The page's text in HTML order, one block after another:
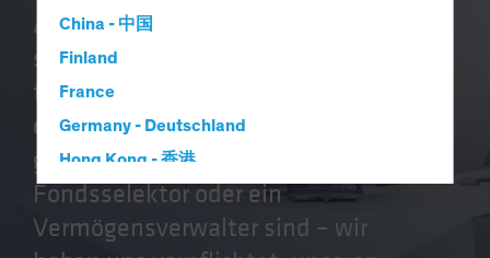
China - 中国
Finland
France
Germany - Deutschland
Hong Kong - 香港
Hungary
Iceland
Als globaler Investmentmanager
sind wir voll und ganz darauf
fokussiert,
erzielen. Ganz gleich, ob Sie eine
globale Institution, ein
Fondsselektor oder ein
Vermögensverwalter sind – wir